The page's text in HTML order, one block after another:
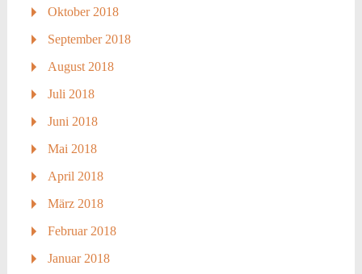
Oktober 2018
September 2018
August 2018
Juli 2018
Juni 2018
Mai 2018
April 2018
März 2018
Februar 2018
Januar 2018